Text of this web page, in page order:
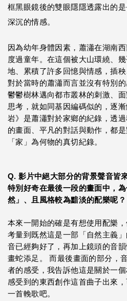
框黑眼鏡後的雙眼隱隱透露出的
深沉的情感。
因為幼年身體因素，蕭瀟在湖南
度過童年。在這個被大山環繞、
地、累積了許多回憶與情感，插
對於當時的蕭瀟而言並沒有特別
鬱鬱樹林邁向都市叢林的刺激、
思考，就如同基因編碼似的，逐
岩》是蕭瀟對於家鄉的紀錄，透
的畫面、平凡的對話與動作，都
「家」為何物的真切紀錄。
Q. 影片中絕大部分的背景聲音皆
特別好奇在最後一段的畫面中，
然」、且風格較為黯淡的配樂呢？
本來一開始的確是有想使用配樂
考量到既然這是一部「自然主義
音已經夠好了，再加上鏡頭的音
畫蛇添足。 而最後畫面的部分，
者的感受，我告訴他這是關於一
感受到的東西創作這首曲子出來
一首輓歌吧。